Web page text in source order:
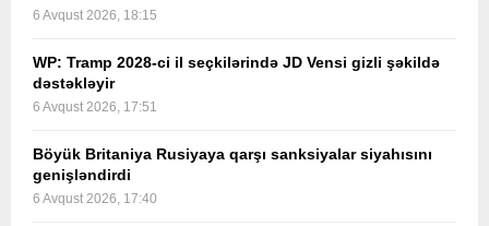
6 Avqust 2026, 18:15
WP: Tramp 2028-ci il seçkilərində JD Vensi gizli şəkildə
dəstəkləyir
6 Avqust 2026, 17:51
Böyük Britaniya Rusiyaya qarşı sanksiyalar siyahısını
genişləndirdi
6 Avqust 2026, 17:40